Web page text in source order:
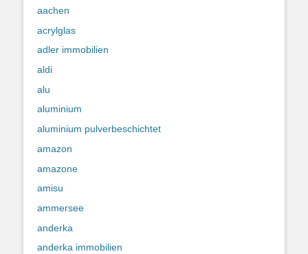
aachen
acrylglas
adler immobilien
aldi
alu
aluminium
aluminium pulverbeschichtet
amazon
amazone
amisu
ammersee
anderka
anderka immobilien